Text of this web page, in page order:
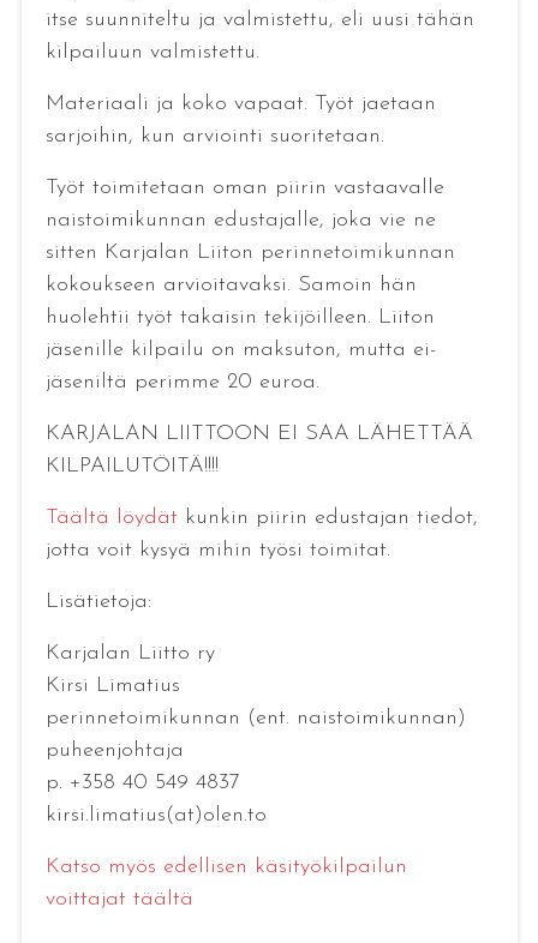
itse suunniteltu ja valmistettu, eli uusi tähän
kilpailuun valmistettu.
Materiaali ja koko vapaat. Työt jaetaan
sarjoihin, kun arviointi suoritetaan.
Työt toimitetaan oman piirin vastaavalle
naistoimikunnan edustajalle, joka vie ne
sitten Karjalan Liiton perinnetoimikunnan
kokoukseen arvioitavaksi. Samoin hän
huolehtii työt takaisin tekijöilleen. Liiton
jäsenille kilpailu on maksuton, mutta ei-
jäseniltä perimme 20 euroa.
KARJALAN LIITTOON EI SAA LÄHETTÄÄ
KILPAILUTÖITÄ!!!!
Täältä löydät kunkin piirin edustajan tiedot,
jotta voit kysyä mihin työsi toimitat.
Lisätietoja:
Karjalan Liitto ry
Kirsi Limatius
perinnetoimikunnan (ent. naistoimikunnan)
puheenjohtaja
p. +358 40 549 4837
kirsi.limatius(at)olen.to
Katso myös edellisen käsityökilpailun
voittajat täältä